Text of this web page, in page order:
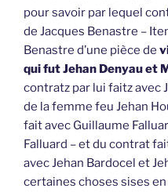
pour savoir par lequel
de Jacques Benastre –
Benastre d’une pièce de
qui fut Jehan Denyau et
contratz par lui faitz avec
de la femme feu Jehan
fait avec Guillaume
Falluard – et du contrat
avec Jehan Bardocel et
certaines choses sises en